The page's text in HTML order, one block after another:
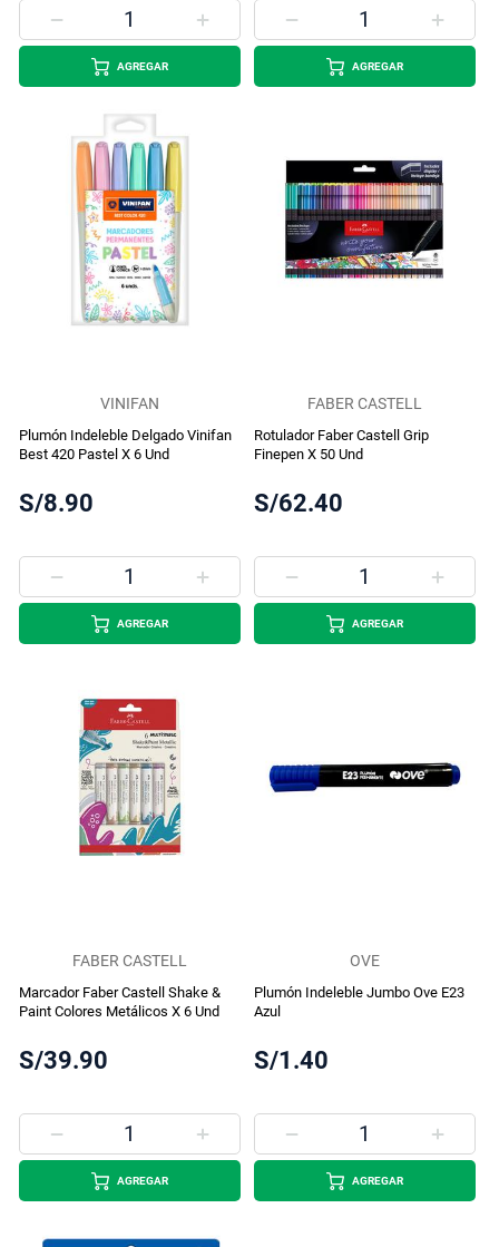
AGREGAR AGREGAR
VINIFAN
Plumón Indeleble Delgado Vinifan
Best 420 Pastel X 6 Und
S/8.90
AGREGAR
FABER CASTELL
Rotulador Faber Castell Grip
Finepen X 50 Und
S/62.40
AGREGAR
FABER CASTELL
Marcador Faber Castell Shake &
Paint Colores Metálicos X 6 Und
S/39.90
AGREGAR
OVE
Plumón Indeleble Jumbo Ove E23
Azul
S/1.40
AGREGAR